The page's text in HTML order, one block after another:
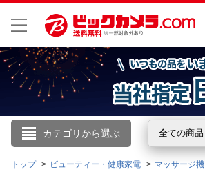
カテゴリから選ぶ 全ての商品
こんにちは
ログイン
トップ ビューティー・健康家電 マッサージ機